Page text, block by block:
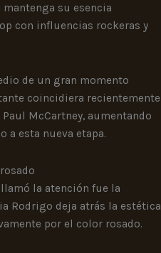
su esencia
con influencias rockeras y
de un gran momento
coincidiera recientemente
McCartney, aumentando
a esta nueva etapa.
la atención fue la
Rodrigo deja atrás la estética
por el color rosado.